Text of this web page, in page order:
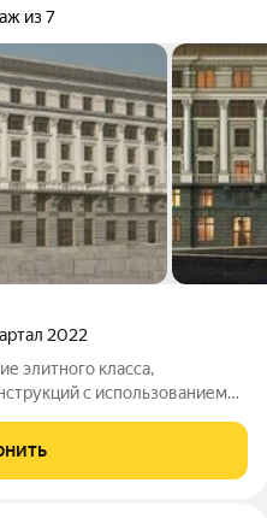
из 7
2022
с использованием
всего один корпус и 40